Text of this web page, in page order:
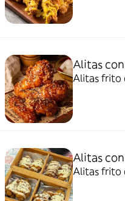
Alitas con
Alitas frito
Alitas
Alitas frito